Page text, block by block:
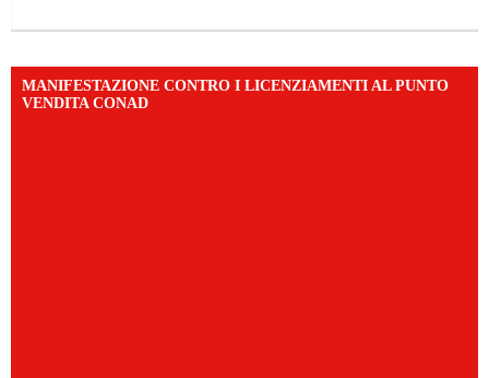
MANIFESTAZIONE CONTRO I LICENZIAMENTI AL PUNTO
VENDITA CONAD